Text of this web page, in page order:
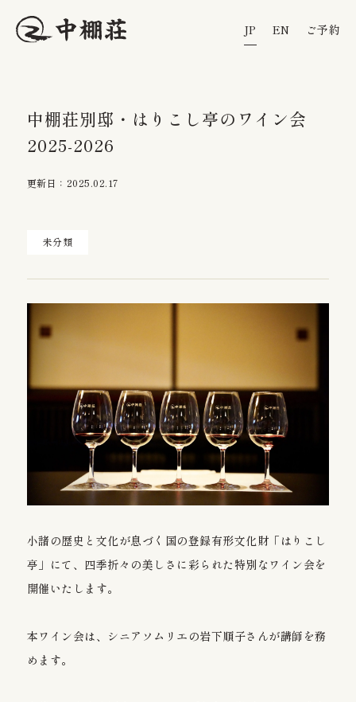
JP EN ご予約
はじめに
館内
温泉
客室
アクティビティ
〒384-0802 長野県小諸市乙1210番地
Tel 0267-22-1511
お問い合わせ
プライバシーポリシー
日帰り温泉入浴
11:30〜15:00 最終受付（土日祝は14:00）
中棚荘 / はりこし亭の営業日
はりこし亭
JP EN ご予約
中棚荘別邸・はりこし亭のワイン会
2025-2026
更新日：2025.02.17
未分類
小諸の歴史と文化が息づく国の登録有形文化財「はりこし
亭」にて、四季折々の美しさに彩られた特別なワイン会を
開催いたします。
本ワイン会は、シニアソムリエの岩下順子さんが講師を務
めます。